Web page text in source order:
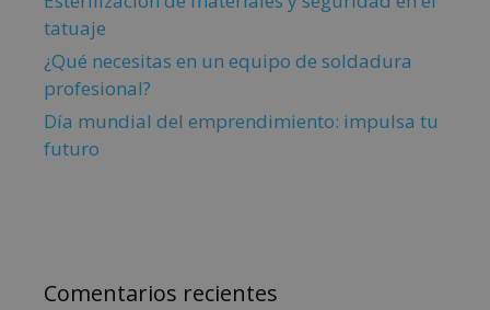
tatuaje
¿Qué necesitas en un equipo de soldadura
profesional?
Día mundial del emprendimiento: impulsa tu
futuro
Comentarios recientes